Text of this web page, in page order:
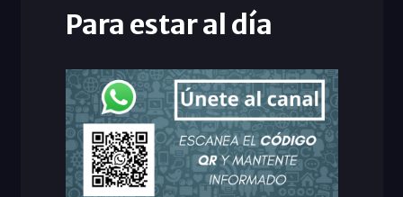
Para estar al día